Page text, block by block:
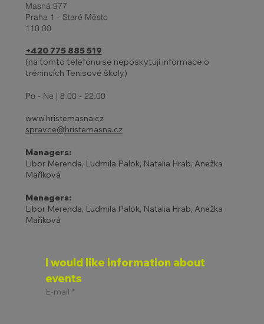
Masná 977
Praha 1 - Staré Město
110 00
+420 775 885 519
(na tomto telefonu se neposkytují informace o
trénincích Tenisové školy)
Po - Ne | 8:00 - 22:00
www.hristemasna.cz
spravce@hristemasna.cz
Managers:
Libor Merenda, Ludmila Palok, Natalia Hrab, Anežka
Maříková
Managers:
Libor Merenda, Ludmila Palok, Natalia Hrab, Anežka
Maříková
I would like information about
events
E-mail *